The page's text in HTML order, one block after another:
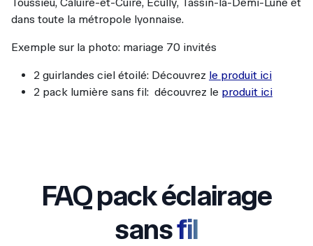
dans toute la métropole lyonnaise.
Exemple sur la photo: mariage 70 invités
2 guirlandes ciel étoilé: Découvrez le produit ici
2 pack lumière sans fil: découvrez le produit ici
FAQ pack éclairage
sansfil